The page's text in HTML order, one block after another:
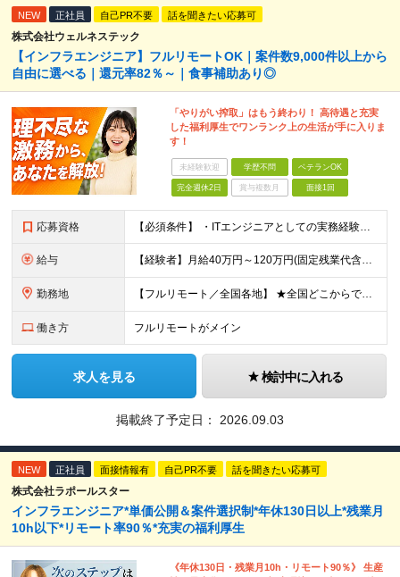
NEW 正社員 自己PR不要 話を聞きたい応募可
株式会社ウェルネステック
【インフラエンジニア】フルリモートOK｜案件数9,000件以上から
自由に選べる｜還元率82％～｜食事補助あり◎
「やりがい搾取」はもう終わり！ 高待遇と充実
した福利厚生でワンランク上の生活が手に入りま
す！
未経験歓迎 学歴不問 ベテランOK
完全週休2日 賞与複数月 面接1回
応募資格 【必須条件】 ・ITエンジニアとしての実務経験が1年以上ある方 ※開発・インフラ・運用保守など分野・フェーズは不問！ ※学歴不問 【歓迎条件】 ・基本設計、詳細設計などの経験がある方 ・AWS, G
給与 【経験者】月給40万円～120万円(固定残業代含む)+各種手当 ※月給には、みなし残業手当(月30時間／5万8,000円～15万7,000円)を含みます ※上記を超える時間外労働分は追加で支給します
勤務地 【フルリモート／全国各地】 ★全国どこからでも参画可能！フルリモート案件も多数！ ※プロジェクトは100%選択制。あなたの希望を最優先します。 ※フルリモート、ハイブリッド、常駐案件から自由に選択可能
働き方 フルリモートがメイン
求人を見る 検討中に入れる
掲載終了予定日： 2026.09.03
NEW 正社員 面接情報有 自己PR不要 話を聞きたい応募可
株式会社ラポールスター
インフラエンジニア*単価公開＆案件選択制*年休130日以上*残業月
10h以下*リモート率90％*充実の福利厚生
《年休130日・残業月10h・リモート90％》 生産